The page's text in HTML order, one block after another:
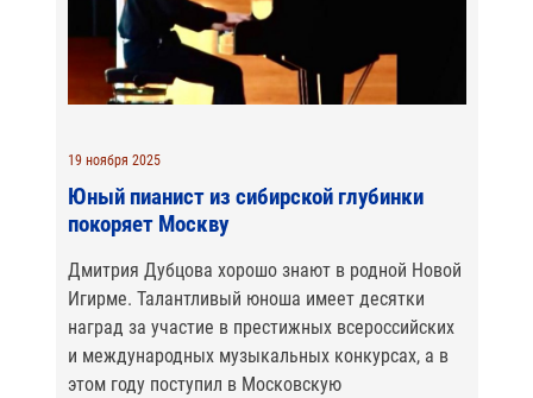
19 ноября 2025
Юный пианист из сибирской глубинки
покоряет Москву
Дмитрия Дубцова хорошо знают в родной Новой
Игирме. Талантливый юноша имеет десятки
наград за участие в престижных всероссийских
и международных музыкальных конкурсах, а в
этом году поступил в Московскую